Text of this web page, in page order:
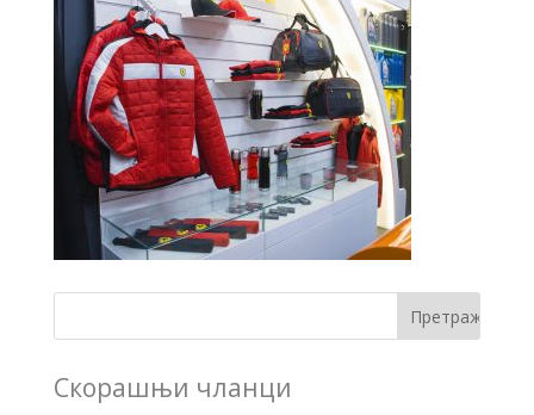
Скорашњи чланци